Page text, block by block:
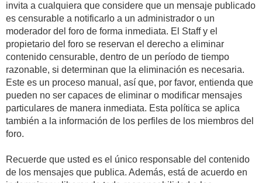
invita a cualquiera que considere que un mensaje publicado
es censurable a notificarlo a un administrador o un
moderador del foro de forma inmediata. El Staff y el
propietario del foro se reservan el derecho a eliminar
contenido censurable, dentro de un período de tiempo
razonable, si determinan que la eliminación es necesaria.
Este es un proceso manual, así que, por favor, entienda que
pueden no ser capaces de eliminar o modificar mensajes
particulares de manera inmediata. Esta política se aplica
también a la información de los perfiles de los miembros del
foro.
Recuerde que usted es el único responsable del contenido
de los mensajes que publica. Además, está de acuerdo en